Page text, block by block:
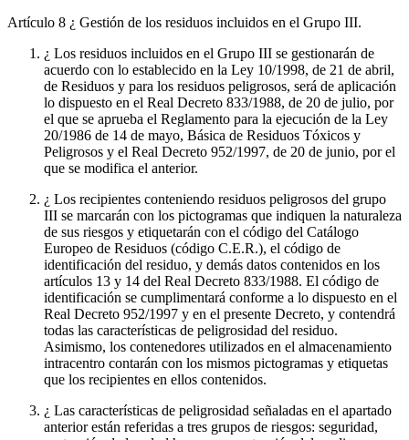
Artículo 8 ¿ Gestión de los residuos incluidos en el Grupo III.
¿ Los residuos incluidos en el Grupo III se gestionarán de
acuerdo con lo establecido en la Ley 10/1998, de 21 de abril,
de Residuos y para los residuos peligrosos, será de aplicación
lo dispuesto en el Real Decreto 833/1988, de 20 de julio, por
el que se aprueba el Reglamento para la ejecución de la Ley
20/1986 de 14 de mayo, Básica de Residuos Tóxicos y
Peligrosos y el Real Decreto 952/1997, de 20 de junio, por el
que se modifica el anterior.
¿ Los recipientes conteniendo residuos peligrosos del grupo
III se marcarán con los pictogramas que indiquen la naturaleza
de sus riesgos y etiquetarán con el código del Catálogo
Europeo de Residuos (código C.E.R.), el código de
identificación del residuo, y demás datos contenidos en los
artículos 13 y 14 del Real Decreto 833/1988. El código de
identificación se cumplimentará conforme a lo dispuesto en el
Real Decreto 952/1997 y en el presente Decreto, y contendrá
todas las características de peligrosidad del residuo.
Asimismo, los contenedores utilizados en el almacenamiento
intracentro contarán con los mismos pictogramas y etiquetas
que los recipientes en ellos contenidos.
¿ Las características de peligrosidad señaladas en el apartado
anterior están referidas a tres grupos de riesgos: seguridad,